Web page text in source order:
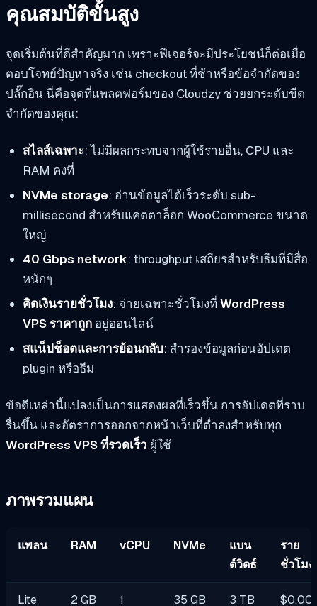
คุณสมบัติขั้นสูง
จุดเริ่มต้นที่ดีสำคัญมาก เพราะฟีเจอร์จะมีประโยชน์ก็ต่อเมื่อ
ตอบโจทย์ปัญหาจริง เช่น checkout ที่ช้าหรือข้อจำกัดของ
ปลั๊กอิน นี่คือจุดที่แพลตฟอร์มของ Cloudzy ช่วยยกระดับขีด
จำกัดของคุณ:
สไลส์เฉพาะ: ไม่มีผลกระทบจากผู้ใช้รายอื่น, CPU และ
RAM คงที่
NVMe storage: อ่านข้อมูลได้เร็วระดับ sub-
millisecond สำหรับแคตตาล็อก WooCommerce ขนาด
ใหญ่
40 Gbps network: throughput เสถียรสำหรับธีมที่มีสื่อ
หนักๆ
คิดเงินรายชั่วโมง: จ่ายเฉพาะชั่วโมงที่ WordPress
VPS ราคาถูกอยู่ออนไลน์
สแน็ปช็อตและการย้อนกลับ: สำรองข้อมูลก่อนอัปเดต
plugin หรือธีม
ข้อดีเหล่านี้แปลงเป็นการแสดงผลที่เร็วขึ้น การอัปเดตที่ราบ
รื่นขึ้น และอัตราการออกจากหน้าเว็บที่ต่ำลงสำหรับทุก
WordPress VPS ที่รวดเร็ว ผู้ใช้
ภาพรวมแผน
แพลน RAM vCPU NVMe
แบน
ด์วิดธ์
ราย
ชั่วโมง
Lite 2 GB 1 35 GB 3 TB